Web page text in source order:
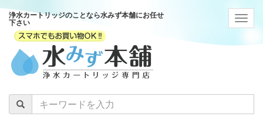
浄水カートリッジのことなら水みず本舗にお任せ
下さい